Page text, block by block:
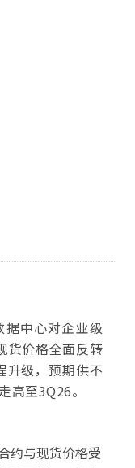
据中心对企业级
货价格全面反转
升级，预期供不
高至3Q26。
约与现货价格受